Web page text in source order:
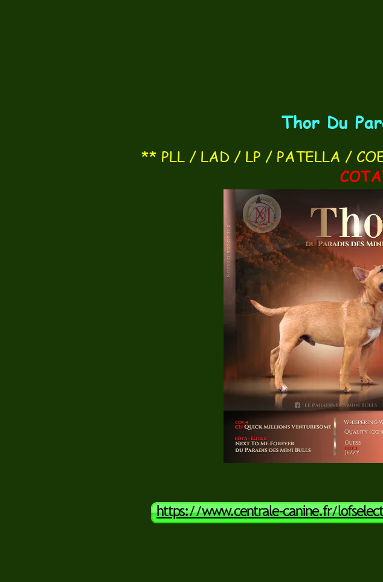
Thor Du
** PLL / LAD / LP / PATELLA /
https://www.centrale-canine.fr/
8200460